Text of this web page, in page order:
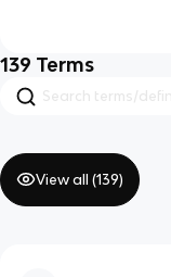
139 Terms
View all (139)